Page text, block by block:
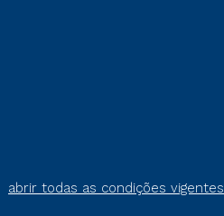
abrir todas as condições vigentes